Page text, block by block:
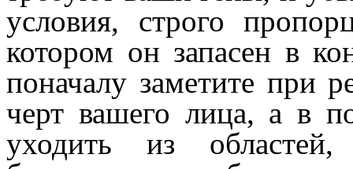
условия, строго
котором он запасен в
поначалу заметите при
черт вашего лица, а в
уходить из